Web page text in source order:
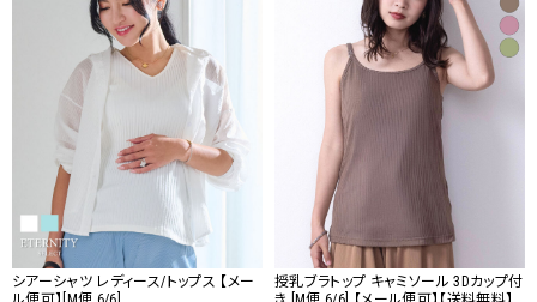
シアーシャツ レディース/トップス 【メー
授乳ブラトップ キャミソール 3Dカップ付